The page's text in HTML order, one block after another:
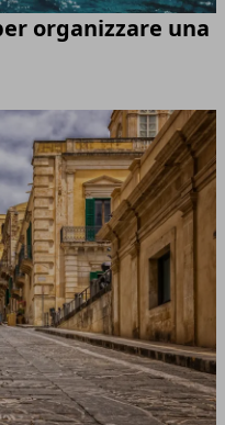
organizzare una